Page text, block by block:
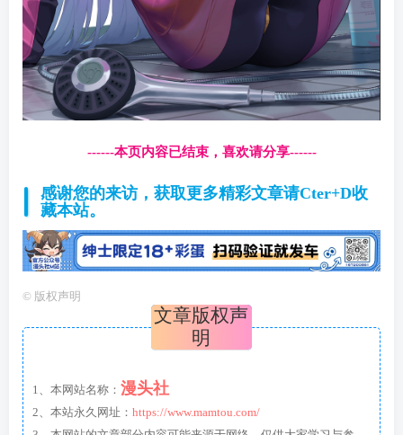
------本页内容已结束，喜欢请分享------
感谢您的来访，获取更多精彩文章请Cter+D收
藏本站。
© 版权声明
文章版权声
明
1、本网站名称： 漫头社
2、本站永久网址： https://www.mamtou.com/